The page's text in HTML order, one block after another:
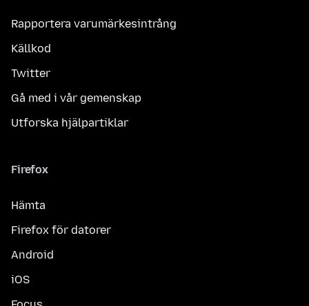
Rapportera varumärkesintrång
Källkod
Twitter
Gå med i vår gemenskap
Utforska hjälpartiklar
Firefox
Hämta
Firefox för datorer
Android
iOS